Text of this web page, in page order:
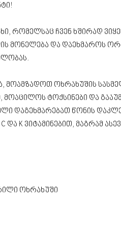
რომელსაც ჩვენ ხშირად
მონელება და დაეხმაროს
მოამზადოთ ოხრახუშის
მოაცილოს ტოქსინები და
დაგეხმარებათ წონის
და K ვიტამინებით, მაგრამ
ოხრახუში